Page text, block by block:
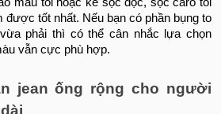
được tốt nhất. Nếu bạn có phần bụng to
phải thì có thể cân nhắc lựa chọn
vẫn cực phù hợp.
jean ống rộng cho người